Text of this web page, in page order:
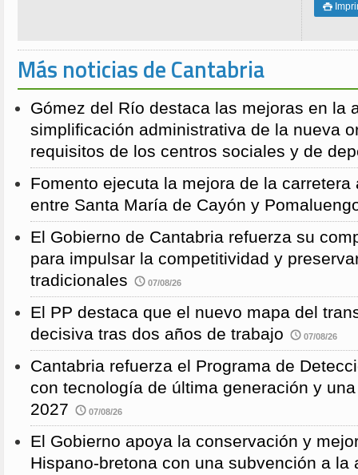

Más noticias de Cantabria
Gómez del Río destaca las mejoras en la
simplificación administrativa de la nueva
requisitos de los centros sociales y de
Fomento ejecuta la mejora de la carretera
entre Santa María de Cayón y
El Gobierno de Cantabria refuerza su
para impulsar la competitividad y
tradicionales
07/08/26
El PP destaca que el nuevo mapa del
decisiva tras dos años de trabajo
07/08/26
Cantabria refuerza el Programa de
con tecnología de última generación y
2027
07/08/26
El Gobierno apoya la conservación y
Hispano-bretona con una subvención a la